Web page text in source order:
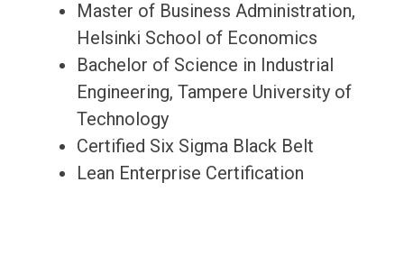
Master of Business Administration,
Helsinki School of Economics
Bachelor of Science in Industrial
Engineering, Tampere University of
Technology
Certified Six Sigma Black Belt
Lean Enterprise Certification